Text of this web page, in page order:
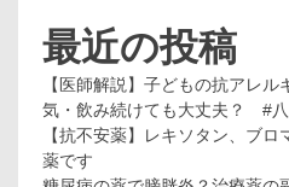
最近の投稿
【医師解説】子どもの抗アレ
気・飲み続けても大丈夫？ #
【抗不安薬】レキソタン、ブ
薬です